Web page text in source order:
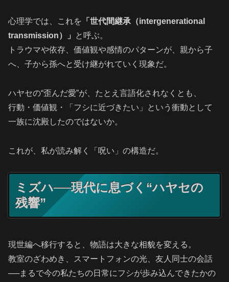
心理学では、これを 「世代間継承（intergenerational
transmission）」
と呼ぶ。
トラウマや依存、価値観や感情のパターンが、親から子
へ、子から孫へと受け継がれていく現象だ。
ハヤセの“歪んだ愛”が、たとえ言語化されなくとも、
行動・価値観・「フシに近づきたい」という衝動として
一族に沈殿したのではないか。
これが、私が読み解く「呪い」の構造だ。
ミズハ──現代に息づく“ハヤセの
残響”
現世編へ移行すると、物語は大きな相貌を変える。
教室のざわめき、スマートフォンの光、友人同士の会話
──まるで今の私たちの日常にフシが歩み込んできたかの